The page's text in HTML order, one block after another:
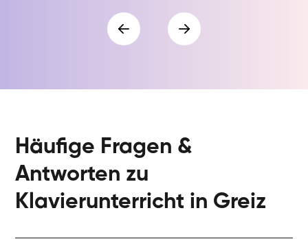
Häufige Fragen &
Antworten zu
Klavierunterricht in Greiz